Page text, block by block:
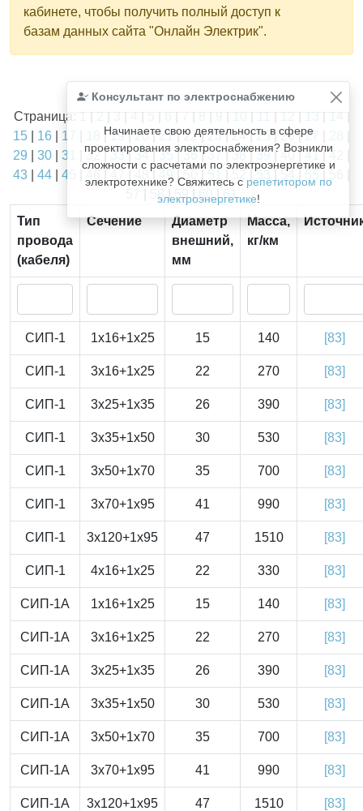
кабинете, чтобы получить полный доступ к
базам данных сайта "Онлайн Электрик".
Консультант по электроснабжению
Начинаете свою деятельность в сфере
проектирования электроснабжения? Возникли
сложности с расчетами по электроэнергетике и
электротехнике? Свяжитесь с репетитором по
электроэнергетике!
Найдено1811из1811записей.
Страница: 1 | 2 | 3 | 4 | 5 | 6 | 7 | 8 | 9 | 10 | 11 | 12 | 13 | 14 |
15
16 17 |19|20|21|22|23|24|25 |26|27
29
30 31 |32|33|34|35 |36|37|38|39| 40|41|42
43
44 45 | 49 |50 |53 54
58|59|60|61
Тип
провода
(кабеля)
Сечение
Диаметр
внешний,
мм
Масса,
кг/км
СИП-1 1x16+1x25 15 140 [83]
СИП-1 3x16+1x25 22 270 [83]
СИП-1 3x25+1x35 26 390 [83]
СИП-1 3x35+1x50 30 530 [83]
СИП-1 3x50+1x70 35 700 [83]
СИП-1 3x70+1x95 41 990 [83]
СИП-1 3x120+1x95 47 1510 [83]
СИП-1 4x16+1x25 22 330 [83]
СИП-1А 1x16+1x25 15 140 [83]
СИП-1А 3x16+1x25 22 270 [83]
СИП-1А 3x25+1x35 26 390 [83]
СИП-1А 3x35+1x50 30 530 [83]
СИП-1А 3x50+1x70 35 700 [83]
СИП-1А 3x70+1x95 41 990 [83]
СИП-1А 3x120+1x95 47 1510 [83]